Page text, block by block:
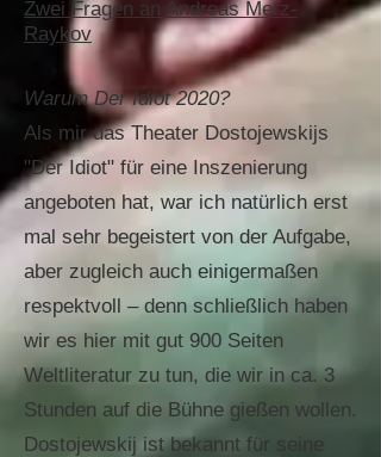
Zwei Fragen an Andreas Merz-
Raykov
Warum Der Idiot 2020?
Als mir das Theater Dostojewskijs
"Der Idiot" für eine Inszenierung
angeboten hat, war ich natürlich erst
mal sehr begeistert von der Aufgabe,
aber zugleich auch einigermaßen
respektvoll – denn schließlich haben
wir es hier mit gut 900 Seiten
Weltliteratur zu tun, die wir in ca. 3
Stunden auf die Bühne gießen wollen.
Dostojewskij ist bekannt für seine